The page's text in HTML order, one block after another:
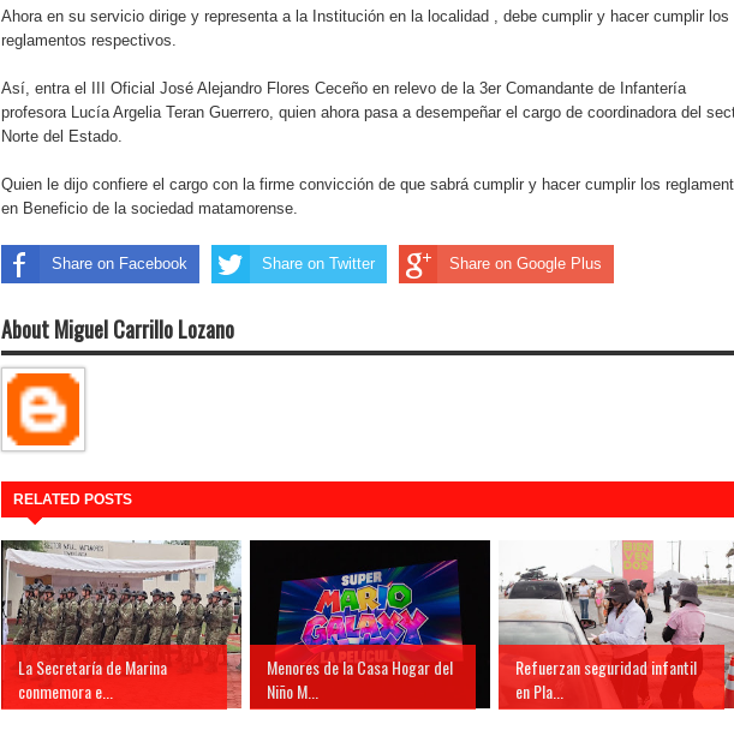
Ahora en su servicio dirige y representa a la Institución en la localidad , debe cumplir y hacer cumplir los
reglamentos respectivos.
Así, entra el III Oficial José Alejandro Flores Ceceño en relevo de la 3er Comandante de Infantería
profesora Lucía Argelia Teran Guerrero, quien ahora pasa a desempeñar el cargo de coordinadora del
Norte del Estado.
Quien le dijo confiere el cargo con la firme convicción de que sabrá cumplir y hacer cumplir los
en Beneficio de la sociedad matamorense.
Share on Facebook Share on Twitter Share on Google Plus
About Miguel Carrillo Lozano
RELATED POSTS
La Secretaría de Marina
conmemora e...
Menores de la Casa Hogar del
Niño M...
Refuerzan seguridad infantil
en Pla...